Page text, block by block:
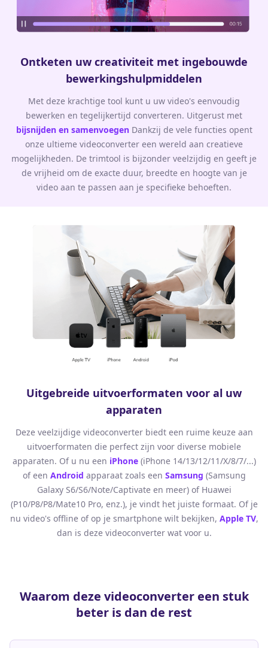
Ontketen uw creativiteit met ingebouwde
bewerkingshulpmiddelen
Met deze krachtige tool kunt u uw video's eenvoudig
bewerken en tegelijkertijd converteren. Uitgerust met
bijsnijden en samenvoegenDankzij de vele functies opent
onze ultieme videoconverter een wereld aan creatieve
mogelijkheden. De trimtool is bijzonder veelzijdig en geeft je
de vrijheid om de exacte duur, breedte en hoogte van je
video aan te passen aan je specifieke behoeften.
Uitgebreide uitvoerformaten voor al uw
apparaten
Deze veelzijdige videoconverter biedt een ruime keuze aan
uitvoerformaten die perfect zijn voor diverse mobiele
apparaten. Of u nu een iPhone(iPhone 14/13/12/11/X/8/7/...)
of een Android apparaat zoals een Samsung (Samsung
Galaxy S6/S6/Note/Captivate en meer) of Huawei
(P10/P8/P8/Mate10 Pro, enz.), je vindt het juiste formaat. Of je
nu video's offline of op je smartphone wilt bekijken, Apple TV,
dan is deze videoconverter wat voor u.
Waarom deze videoconverter een stuk
beter is dan de rest